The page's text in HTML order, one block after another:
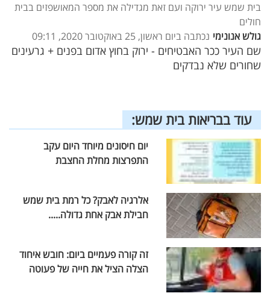
בית שמש עיר ירוקה ועם זאת מגדילה את מספר המאושפזים בבית
חולים
גולש אנונימי נכתבה ביום ראשון, 25 באוקטובר 2020, 09:11
שם העיר ככר האבטיחים - ירוק בחוץ אדום בפנים + גרעינים
שחורים שלא נבדקים
עוד בבריאות בית שמש:
יום חיסונים מיוחד היום עקב
התפרצות מחלת החצבת
אלרגיה לאבק? כל רמת בית שמש
חבילת אבק אחת גדולה.....
זה קורה פעמיים ביום: חובש איחוד
הצלה הציל את חייה של פעוטה